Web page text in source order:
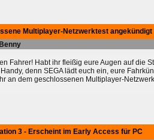
Multiplayer-Netzwerktest angekündigt
Fahrer! Habt ihr fleißig eure Augen auf die
denn SEGA lädt euch ein, eure
an dem geschlossenen Multiplayer-
3 - Erscheint im Early Access für PC